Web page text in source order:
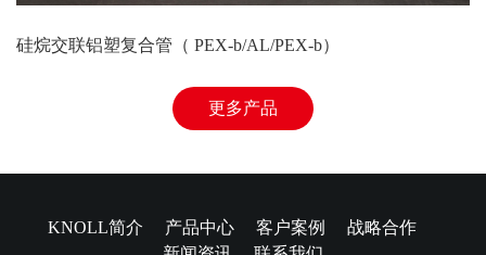
硅烷交联铝塑复合管（ PEX-b/AL/PEX-b）
更多产品
KNOLL简介 产品中心 客户案例
战略合作